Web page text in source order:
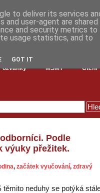
MŠMT Čtení
Podle
výuky přežitek.
, začátek vyučování, zdravý
těmito neduhy se potýká
to deliver its services
and user-agent are shared
and security metrics to
usage statistics, and to
GOT IT